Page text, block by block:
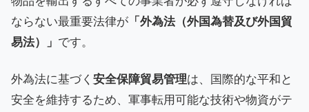
ならない最重要法律が 「外為法（外国為替及び外国貿
易法）」 です。
外為法に基づく 安全保障貿易管理は、国際的な平和と
安全を維持するため、軍事転用可能な技術や物資がテ